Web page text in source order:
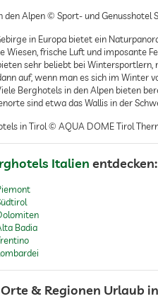
den Alpen © Sport- und Genusshotel
in Europa bietet ein
Wiesen, frische Luft und imposante
sehr beliebt bei Wintersportlern,
auf, wenn man es sich im Winter
Berghotels in den Alpen bieten
sind etwa das Wallis in der
in Tirol © AQUA DOME Tirol
Italien entdecken:
Badia
& Regionen Urlaub